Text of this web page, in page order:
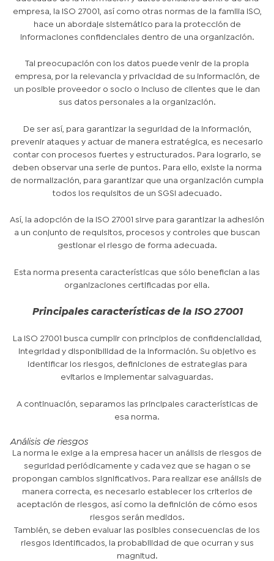
empresa, la ISO 27001, así como otras normas de la familia ISO,
hace un abordaje sistemático para la protección de
informaciones confidenciales dentro de una organización.
Tal preocupación con los datos puede venir de la propia
empresa, por la relevancia y privacidad de su información, de
un posible proveedor o socio o incluso de clientes que le dan
sus datos personales a la organización.
De ser así, para garantizar la seguridad de la información,
prevenir ataques y actuar de manera estratégica, es necesario
contar con procesos fuertes y estructurados. Para lograrlo, se
deben observar una serie de puntos. Para ello, existe la norma
de normalización, para garantizar que una organización cumpla
todos los requisitos de un SGSI adecuado.
Así, la adopción de la ISO 27001 sirve para garantizar la adhesión
a un conjunto de requisitos, procesos y controles que buscan
gestionar el riesgo de forma adecuada.
Esta norma presenta características que sólo benefician a las
organizaciones certificadas por ella.
Principales características de la ISO 27001
La ISO 27001 busca cumplir con principios de confidencialidad,
integridad y disponibilidad de la información. Su objetivo es
identificar los riesgos, definiciones de estrategias para
evitarlos e implementar salvaguardas.
A continuación, separamos las principales características de
esa norma.
Análisis de riesgos
La norma le exige a la empresa hacer un análisis de riesgos de
seguridad periódicamente y cada vez que se hagan o se
propongan cambios significativos. Para realizar ese análisis de
manera correcta, es necesario establecer los criterios de
aceptación de riesgos, así como la definición de cómo esos
riesgos serán medidos.
También, se deben evaluar las posibles consecuencias de los
riesgos identificados, la probabilidad de que ocurran y sus
magnitud.